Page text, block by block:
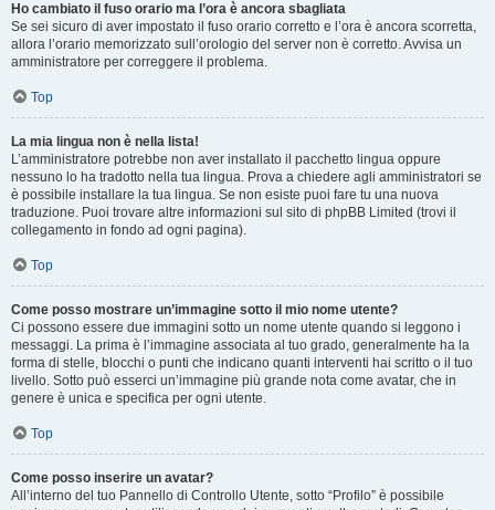
Ho cambiato il fuso orario ma l’ora è ancora sbagliata
Se sei sicuro di aver impostato il fuso orario corretto e l’ora è ancora scorretta,
allora l’orario memorizzato sull’orologio del server non è corretto. Avvisa un
amministratore per correggere il problema.
Top
La mia lingua non è nella lista!
L’amministratore potrebbe non aver installato il pacchetto lingua oppure
nessuno lo ha tradotto nella tua lingua. Prova a chiedere agli amministratori se
è possibile installare la tua lingua. Se non esiste puoi fare tu una nuova
traduzione. Puoi trovare altre informazioni sul sito di phpBB Limited (trovi il
collegamento in fondo ad ogni pagina).
Top
Come posso mostrare un’immagine sotto il mio nome utente?
Ci possono essere due immagini sotto un nome utente quando si leggono i
messaggi. La prima è l’immagine associata al tuo grado, generalmente ha la
forma di stelle, blocchi o punti che indicano quanti interventi hai scritto o il tuo
livello. Sotto può esserci un’immagine più grande nota come avatar, che in
genere è unica e specifica per ogni utente.
Top
Come posso inserire un avatar?
All’interno del tuo Pannello di Controllo Utente, sotto “Profilo” è possibile